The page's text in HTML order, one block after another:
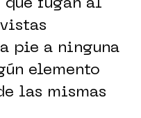
que fugan al
pie a ninguna
elemento
las mismas